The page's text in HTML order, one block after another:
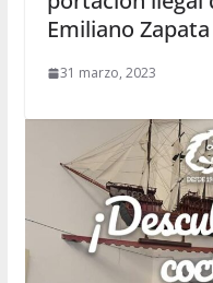
Emiliano Zapata
31 marzo, 2023